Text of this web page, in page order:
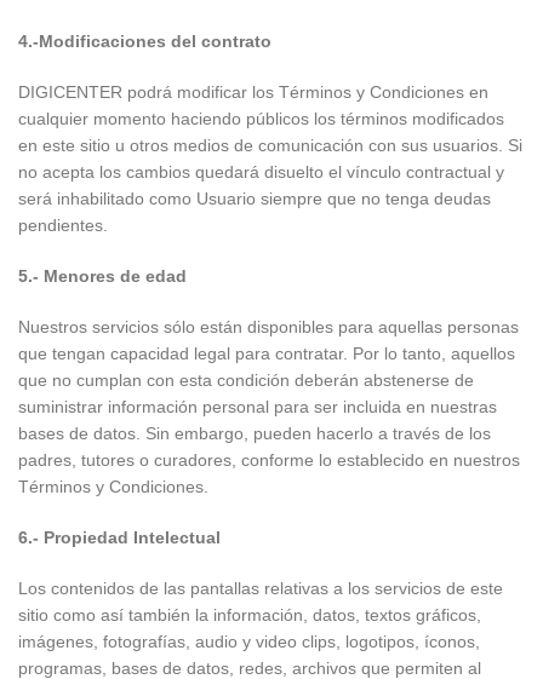
4.-Modificaciones del contrato
DIGICENTER podrá modificar los Términos y Condiciones en
cualquier momento haciendo públicos los términos modificados
en este sitio u otros medios de comunicación con sus usuarios. Si
no acepta los cambios quedará disuelto el vínculo contractual y
será inhabilitado como Usuario siempre que no tenga deudas
pendientes.
5.- Menores de edad
Nuestros servicios sólo están disponibles para aquellas personas
que tengan capacidad legal para contratar. Por lo tanto, aquellos
que no cumplan con esta condición deberán abstenerse de
suministrar información personal para ser incluida en nuestras
bases de datos. Sin embargo, pueden hacerlo a través de los
padres, tutores o curadores, conforme lo establecido en nuestros
Términos y Condiciones.
6.- Propiedad Intelectual
Los contenidos de las pantallas relativas a los servicios de este
sitio como así también la información, datos, textos gráficos,
imágenes, fotografías, audio y video clips, logotipos, íconos,
programas, bases de datos, redes, archivos que permiten al